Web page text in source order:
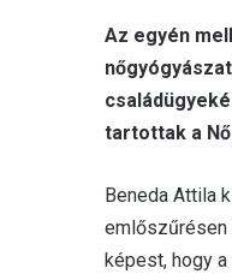
Az egyén
tartottak a
Beneda Attila
emlőszűrésen
képest, hogy